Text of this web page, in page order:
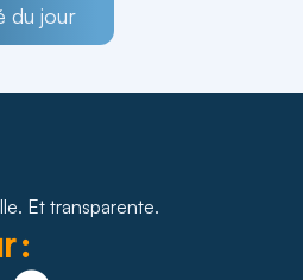
du jour
Et transparente.
: